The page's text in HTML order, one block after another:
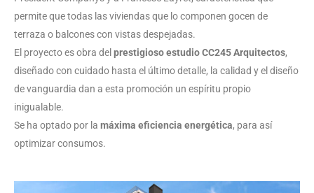
permite que todas las viviendas que lo componen gocen de
terraza o balcones con vistas despejadas.
El proyecto es obra del prestigioso estudio CC245 Arquitectos,
diseñado con cuidado hasta el último detalle, la calidad y el diseño
de vanguardia dan a esta promoción un espíritu propio
inigualable.
Se ha optado por la máxima eficiencia energética, para así
optimizar consumos.